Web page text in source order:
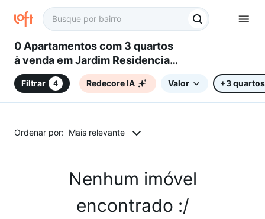
0 Apartamentos com 3 quartos
à venda em Jardim Residencial
Villa Amato, Sorocaba, SP
Filtrar 4 Redecore IA Valor +3 quartos
Ordenar por: Mais relevante
Nenhum imóvel
encontrado :/